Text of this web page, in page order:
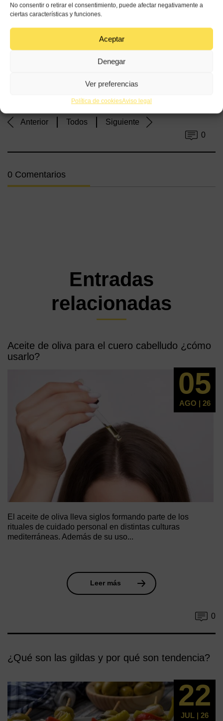
No consentir o retirar el consentimiento, puede afectar negativamente a
ciertas características y funciones.
Aceptar
Denegar
Ver preferencias
Política de cookiesAviso legal
Receta de Camarones Enchiplotados del Chef Gerardo
Anterior Todos
Siguiente
0
0 Comentarios
Entradas
relacionadas
Aceite de oliva para el cuero cabelludo ¿cómo
usarlo?
05
AGO | 26
El aceite de oliva lleva siglos formando parte de los
rituales de cuidado personal en distintas culturas
mediterráneas. Además de su uso...
Leer más
0
¿Qué son las gildas y por qué son tendencia?
22
JUL | 26